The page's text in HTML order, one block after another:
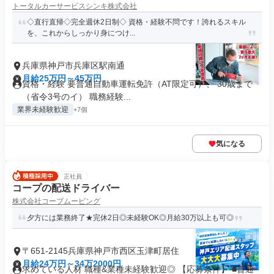
トータルカーサービスシンキ株式会社
◇直行直帰◇完全週休2日制◇ 資格・経験不問です！誇れるスキル
を、これからしっかり身につけ...
兵庫県神戸市兵庫区駅南通
月給25万円～45万円
資格・経験 要普通自動車運転免許（AT限定可）、 30歳まで
（省令3号のイ） 職務経験...
業界未経験歓迎 +7個
気になる
正社員
コープの配送ドライバー
株式会社コープムービング
夕方には業務終了★完休2日◎未経験OK◎月給30万以上も可◎
〒651-2145兵庫県神戸市西区玉津町居住
月給24万円～34万2000円
求めている人材 職種&業種未経験歓迎◎ 【応募条件】 ■普通